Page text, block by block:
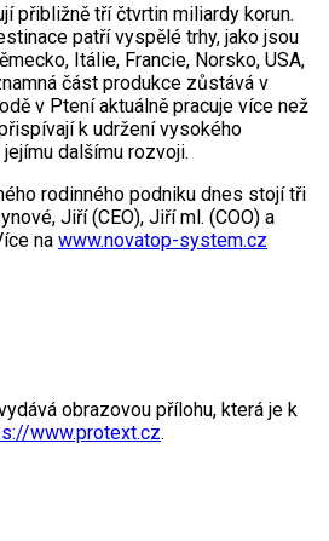
přibližně tří čtvrtin miliardy korun.
patří vyspělé trhy, jako jsou
Itálie, Francie, Norsko, USA,
část produkce zůstává v
v Ptení aktuálně pracuje více než
k udržení vysokého
dalšímu rozvoji.
rodinného podniku dnes stojí tři
Jiří (CEO), Jiří ml. (COO) a
na www.novatop-system.cz
obrazovou přílohu, která je k
www.protext.cz.